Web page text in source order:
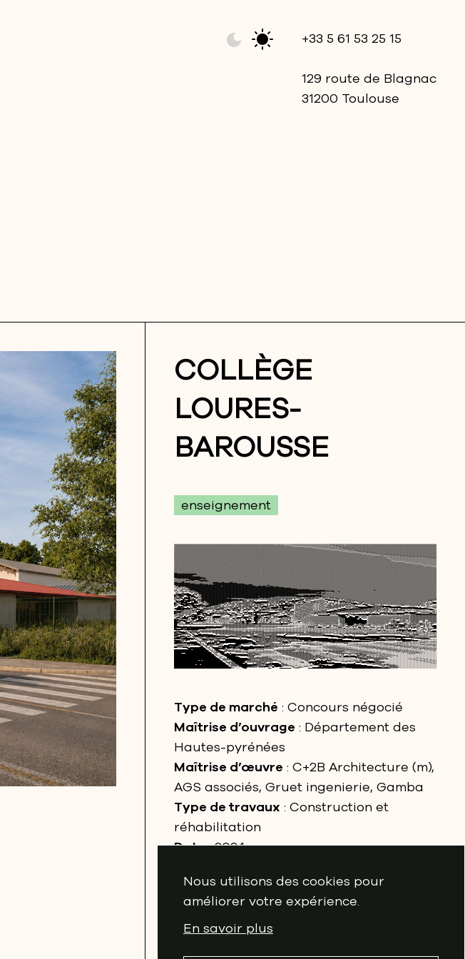
+33 5 61 53 25 15
129 route de Blagnac
31200 Toulouse
Nous utilisons des cookies pour
améliorer votre expérience.
En savoir plus
COLLÈGE
LOURES-
BAROUSSE
enseignement
<<<<<<<<<<<<<<<<<<<<<<<<<<<<<<<<<<<<<<<<<<<<<<<<<<<<<<<<<<<<<<<<<<<<<<</<</</////////////////////////////////<<<<<<<<<</<<<<<<<<<<<<<<<<<<<<<<<<<<<<<<<<<<<<<<<<<<<<<<<<<<<<<<<<<<<<<<<<<<<<<<<</////////////////////////////////////////:
<<<<<<<<<<<<<<<<<<<<<<<<<<<<<<<<<<<<<<<<<<<<<<<<<<<<<<<<<<<<<<<<<<<<<<<<<<<<<//////////////////////////////////</<<<//<//<<<<<<<<<<<<<<<<<<<<<<<<<<<<<<<<<<<<<<<<<<<<<<<<<<<<<<<<<<<<<<<<<<<<<<<<<<</////</////////////////////////////:::
<<<<<<<<<<<<<<<<<<<<<<<<<<<<<<<<<<<<<<<<<<<<<<<<<<<<<<<<<<<<<<<<<<<<<<<<<<<<<<<<<///////////////////////////////<<<<<<<<<<<<<<<<<<<<<<<<<<<<<<<<<<<<<<<<<<<<<<<<<<<<<<<<<<<<<<<<<<<<<<<<<<<<<<<<<<<<<<<</////////////////////////////////:
<<<<<<<<<<<<<<<<<<<<<<<<<<<<<<<<<<<<<<<<<<<<<<<<<<<<<<<<<<<<<<<<<<<<<<<<<<<<<<<<<<<////////////////////////////////<<<<<<<<<<<<<<<<<<<<<<<<<<<<<<<<<<<<<<<<<<<<<<<<<<<<<<<<<<<<<<<<<<<<<<<<<<<<<<<<<<<<<//////////////////////////////:/::
<<<<<<<<<<<<<<<<<<<<<<<<<<<<<<<<<<<<<<<<<<<<<<<<<<<<<<<<<<<<<<<<<<<<<<<<<<<<<<<<<<<<<<<<<<<//<//////////////////////<<<<<<<<<<<<<<<<<<<<<<<<<<<<<<<<<<<<<<<<<<<<<<<<<<<<<<<<<<<<<<<<<<<<<<<<<<<<<<<<<<</////////////////////////////////::
<<<<<<<<<<<<<<<<><<<>><<<<<<<<<<<<<<<<<<<<<<<<<<<<<<<<<<<<<<<<<<<<<<<<<<<<<<<<<<<<<<<<<<<<<<<<<<</////////////////////<<<<<<<<<<<<<<<<<<<<<<<<<<<<<<<<<<<<<<<<<<<<<<<<<<<<<<<<<<<<<<<<<<<<<<<<<<<<<<<<</////////////////////////////////::
<<<<<<<<<<<<<<<<>>>>>>>>>>>>>><<<<<<<<<<<<<<<<<<<<<<<<<<<<<<<<<<<<<<<<<<<<<<<<<<<<<<<<<<<<<<<<<<<<<<<//////////////////</<<<<<<<<<<<<<<<<<<<<<<<<<<<<<<<<<<<<<<<<<<<<<<<<<<<<<<<<<<<<<<<<<<<<<<<<<<<<<<////////////////////////////////:::
<<<<<<<<<<<<<<<<<<>><>>>>>>>>>>><<<<<<<<<<<<<<<<<<<<<<<<<<<<<<<<<<<<<<<<<<<<<<<<<<<<<<<<<<<<<<<<<<<<<<<<</////////////////<</<<<<<<<<<<<<<<<<<<<<<<<<<<<<<<<<<<<<<<<<<<<<<<<<<<<<<<<<<<<<<<<<<<<<<<<<<<///////////////////////////////::,,
<<<<<<<<<<<<<<<<<<<<<<<<<<><<><<><<<<<<<<<<<<<<<<<<<<<<<<<<<<<<<<<<<<<<<<<<<<<<<<<<<<<<<<<<<<<<<<<<<<<<<<<<<<<////////////////<<<<<<<<<<<<<<<<<<<<<<<<<<<<<<<<<<<<<<<<<<<<<<<<<<<<<<<<<<<<<<<<<<<<<<<<<<<<//////////////////////////::/::,
<<<<<<<<<<<<<<<<<<<<<<<<<<<<<<<<<<<<<<<<<<<<<<<<<<<<<<<<<<<<<<<<<<<<<<<<<<<<<<<<<<<<<<<<<<<<<<<<<<<<<<<<<<<<<<<<<<<////////////<<<<<<<<<<<<<<<<<<<<<<<<<<<<<<<<<<<<<<<<<<<<<<<<<<<<<<<<<<<<<<<<<<<<<<<<<<<<<</////////////////////////::::
<<<<<<<<<<<<<<<<<<<<<<<<<<<<<<<<<<<<<<<<<<<<<<<<<<<<<<<<<<<><<<<<<<<<<<<<<<<<<<<<<<<<<<<<<<<<<<<<<<<<<<<<<<<<<<<<<<<<<///////////<<<<<<<<<<<<<<<<<<<<<<<<<<<<<<<<<<<<<<<<<<<<<<<<<<<<<<<<<<<<<<<<<<<<<<<<<<<<<<<////////////////////////,:
<<<<<<<<<<<<<<<<<<<<<<<<<<<<<<<<<<<<<<<<<<<<<<<<<<<<<<<<<<>>>>><<><><>><<<<<<<<<<<<<<<<<<<<<<<<<<<<<<<<<<<<<<<<<<<<<<<<<<<////////////<<<<<<<<<<<<<<<<<<<<<<<<<<<<<<<<<<<<<<<<<<<<<<<<<<<<<<<<<<<<<<<<<<<<<<<<<<///////////////://///,:,,,
<<<<<<<<<<<<<<<<<<<<<<<<<<<<<<<<<<<<<<<<<<<<<<<<<<<<<<<<<<>>>>>>>>>>>>>>><<<<<<<<<<>><>>>>>>><<>>><<<<<<<<<<<<<<<<<<<<<<<<<<<<<<//////////<<<<<<<<<<<<<<<<<<<<<<<<<<<<<<<<<<<<<<<<<<<<<<<<<<<<<<<<<<<<<<<<<<<<<</////////////:::////::::,,
><<<<<<<<<<<<<<<<<<<<<<<<<<<<<<<<<<<<<<<<<<<<<<<<<<<<<<<<<<<<>>>>>>>>>>>>>>>>>>>>>>>>>>>>>>>>>>>>>>>>><<<<<<<<<<<<<<<<<<<<<<<<<<<<<//////////<<<<<<<<<<<<<<<<<<<<<<<<<<<<<<<<<<<<<<<<<<<<<<<<<<<<<<<<<<<<<<<<<<<<///////////:::///:::,,:,:
>>>>><<<<<<<<<<<<<<<<<<<<<<<<<<<<<<<<<<<<<<<<<<<<<<<<<<<<<<<<<<>>>>>>>>>>>>>>>>>>>>>>>>>>>>>>>>>>>>>>>>>>><<<<<<<<<<<<<<<<<<<<<<<<<<<<//////////<<<<<<<<<<<<<<<<<<<<<<<<<<<<<<<<<<<<<<<<<<<<<<<<<<<<<<<<<<<<<<<<<///////////::,,,:,:,,*,,:
>>>>>>>>>>>>>><<<<<<<<<<<<<<<<<<<<<<<<<<<<<<<<<<<<<<<<<<<<<<<<<<<<>>>>>>>>>>>>>>>>>>>>>>>>>>>>>>>>>>>>>>>>>><><<<<<<<<<<<<<<<<<<<<<<<<<<<<//////</<////<<<<<<<<<<<<<<<<<<<<<<<<<<<<<<<<<<<<<<<<<<<<<<<<<<<<<<<<<<//////////:,,****:,***,:,
>>>>>>>>>>>>>>><<<<<<<<<<<<<<<<<<<<<<<<<<<<<<<<<<<<<<<<<<<<<<<<<<<>>>>>>>>>>>>>>>>>>>>>>>>>>>>>>>>>>>>>>>>>>>>>><<<<<<<<<<<<<<<<<<<<<<<<<<<<<<<<<<////////////<<<<<<<<<<<<<<<<<<<<<<<<<<<<<<<<<<<<<<<<<<<<<<<<<<</////////,,:,*********_**
>>>>>>>>>>>>>>>>>>><<<<<<<<<<<<<<<<<<<<<<<<<<<<<<<<<<<<<<<<<<<<><<>>>>>>>>>>>>>>>>>>>>>>>>>>>>>>>>>>>>>>>>>>>>>>>><<<<<<<<<<<<<<<<<<<<<<<<<<<<<<<<<<///////////////<<<<<<<<<<<<<<<<<<<<<<<<<<<<<<<<<<<<<<<<<<<<<<<///////:,******,****_**,
>>>>>>>>>>>>>>>>>>>>>>>>>>><<<<<<<<<<<<<<<<<<<<<<<<<<<<<<<>>>>>>>>>>>>>>>>>>>>>>>>>>>>>>>>>>>>>>>>>>>>>>>>>>>>>>>><<<<<<<<<<<<<<<<<<<<<<<<<<<<<<<<<<<//////////////////////////<<<<<<<<<<<<<<<<<<<<<<<<<<<<<<<<<<<<</////,:**********_****
>>>>>>>>>>>>>>>>>>>>>>>>>>>>>>><<<<<<<<<<<<<<<<<<<<<<<>>>>>>>>>>>>>>>>>>>>>>>>>>>>>>>>>>>>>>>>>>>>>>>>>>>>>>>>>>><<<<<<<<<<<<<<<<<<<<<<<<<<<<<<<<<<<<//////////////////////////////<<<<<<<<<<<<<<<<<<<<<<<<<<<<<<<<<<<////,,,*************
>>>>>>>>>>>>>>>>>>>>>>>>>>>>>><<>>>>><>><><<><>>>>>>>>>>>>>>>>>>>>>>>>>>>>>>>>>>>>>>>>>>>>>>>>>>>>>>>>>>>>>>>>>>>><<<<<<<<<<<<<<<<<<<<<<<<<<<<<<<<<<<<//////////////////////////////////<//<<<<<<<<<<<<<<<<<<<<<<<<<<<<<<</::,*__,:,*_****
>>>>>>>>>>>>>>>>>>>>>>>>>>>>>>>>>>>>>>>>>>>>>>>>>>>>>>>><>>>>>>>>>>>>>>>>>>>>>>>>>>>>>>>>>>>>>>>>>>>>>>>>>>>>>>>>>>>>><<<<<<<<<<<<<<<<<<<<<<<<<<<<<<<<<//////////////////////////////////////<<<<<<<<<<<<<<<<<<<<<<<<<<<<<<//:**_*::*,,***
>>>>>>>>>>>>>>>>>>>>>>>>>>>>>>>>>>>>>>>>>>>>>>>>>>>>>>>>>>><<>>>>>>>>>>>>>>>>>>>>>>>>>>>>>>>>>>>>>>>>>>>>>>>>>>>>>>>>>>>>>>>><<<<<<<<<<<<<<<<<<<<<<<<<<<////////////////////////////////////<<<<<<<<<<<<<<<<<<<<<<<<<<<<</:/:,*,*,:,,,,,*_
<<>>>>>>><<>><><>>>>>>>>>>>>>>>>>>>>>>>>>>>>>>>>>>>>>>>>>>><>>>>>>>>>>>>>>>>><>>>>>>>>>>>>>>>>>>>>>>>>>>>>>>>>>>>>>>>>>>>>>>>>>>>><<<<<<<<<<<<<<<<<<<<<</////////////////////////////////////////<<<<<<<<<<<<<<<<<<<<<//::::,,***,:,,,,***
<<><<<<><<<<<<<<<<<>>>>>>>>>>>>>>>>>>>>>>>>>>>>>>>>>>>>>>>>>><<>>>>>>>>>>>>>>>>>>>>>>>>>>>>>>>>>>>>>>>>>>>>>>>>>>>>>>>>>>>>>>>>>>>>>>><<<<<<<<<<<<<<<<<<<<///////////////////////////////////////<<<<<<<<<<<<<<<<<<<</:,,,,,,,,**,,,,*,***
<<<<<<<<<<<<<<<<<<<<<<<<<<>>>>>>>>>>>>>>>>>>>>>>>>>>>>>>>><><<<>>>>>>>>>>>>>>>>>>>>>>>>>>>>>>>>>>>>>>>>>>>>>>>>>>>>>>>>>>>>>>>>>>>>>><><<<<<<<<<<<<<<<<<<<<<<<<<<////////////////////////////////////<<<<<<<<<<<<<<<</,,,,:,*,,,******,***
<<<<<<<<<<<<<<<<<<<<<<<<<<<<<<<<<>>>>>>>>>>>>>>>>>>>>>>>>>>>>>>>>>>>>>>>>>>>>>>>>>>>>>>>>>>>>>>>>>>>>>>>>>>>>>>>>>>>>>>>>>>>>>>>><<>>><<<<<<<<<<<<<<<<<<<<<<<<<<<<////////////////////////////////////////////<<<<<<</,,,:,,,,,,***_**_,**
<<<<<<<<<<<<<<<<<<<<<<<<<<<<<<<<<>>>>>>><>>>>>>>>>>>>>>>>>>>>>>>>>>>>>>>>>>>>>>>>>>>>>>>>>>>>>>>>>>>>>>>>>>>>>>>>>>>>>>>>>>>>>>>>>>>>><<<<<<<<<<<<<<<<<<<<<<<<<<<<<<<<<//////////////////////////////////////////<<<<//,/:*:::,*****__****
<<<<<<<<<<<<<<<<<<<<<<<<<<<<<<<<<<<>>>><<>>>>>>>>>>>>>>>>>>>>>>>>>>>><<>>>>>>>>>>>>>>>>>>>>>>>>>>>>>>>>>>>>>>>>>>>>>>>>>>>>>>>>>>>>>>><<<<<<<<<<<<<<<<<<<<<<<<<<<<<<<<<<</<<////////////////////////////////////<<<<<///<:/:::,,*__*___*__
<<<<<<<<<<<<<<<<<<<<<<<<<<<<<<<<<<<<<>>><<>><<<<<<<<<<<<<<<<<<<<<<<<<<<<<<<<>>>>>>>>>>>>>>>>>>>>>>>>>>>>>>>>>>>>>>>>>>>>>>>>>>>>>>>>>>>>><<<<<<<<<<<<<<<<<<<<<<<<<<<<<<<<<<<<</////////////////////////////////<<<<<<<<<<//:,,,,*____*___*
<<<<<<<<<<<<<<<<<<<<<<<<<<<<<<<<<<<<<<>>>>>><<<<<<<<<<<<<<<<<<<<<<<<<<<<<<<<<<<<<<>>>>>>>>>>>>>>>>>>>>>>>>>>>>>>>>>>>>>>>>>>>>>>>>>>>>>>>><<<<<<<<<<<<<<<<<<<<<<<<<<<<<<<<<<<<<//</////////////////////////</<<<<<<<<<<<////:,*,,*_*-_-___
<<<<<<<<<<<<<<<<<<<<<<<<<<<<<<<<<<<<<<<<>>><<<<<<<<<<<<<<<<<<<<<<<<<<<<<<<<<<<<<<<<<<<<>>>>>>>>>>>>>>>>>>>>>>>>>>>>>>>>>>>>>>>>>>>>>>>>>>>><<<<<<<<<<<<<<<<<<<<<<<<<<<<<<<<<<<<<<<<<//////////////////////<<<<<<<<<<<<<///,,,,*,,**___-___
>>>>>>>><<<<<<<<<<<<<<<<<<<<<<<<<<<<<<<<<<<<<<<<<<<<<<<<<<<<<<<<<<<<<<<<<<<<<<<<<<<<<<<<<<<<>>>>>>>>>>>>>>>>>>>>>>>>>>>>>>>>>>>>>>>>>>>>>>>>><<<<<<<<<<<<<<<<<<<<<<<<<<<<<<<<<<<<<<<<<<<//////////////////<<<<<<<<<<<<</:/,,*,****_:*_*-__
>>>>>>>>><<<<<<<<<<<<<<<<<<<<<<<<<<<<<<<<<<<<<<<<<<<<<<<<<<<<<<<<<<<<<<<<<<<<<<<<<<<<<<<<<<<<<<<<>>>>>>>>>>>>>>>>>>>>>>>>>>>>>>>>>>>>>>>>>>>>><<<<<<<<<<<<<<<<<<<<<<<<<<<<<<<<<<<<<<<<<<<<<<<////////////////<<<<<<<<<//,,,*,*****,,*_****
>>>>>>>>>>>><<>><>><<<><<<<<<<<<<<<<<<<<<<<<<<<<<<<<<<<<<<<<<<<<<<<<<<<<<<<<<<<<<<<<<<<<<<<<<<<<<<<<<<<>>>>>>>>>>>>>>>>>>>>>>>>>>>>>>>>>>>>>>>>>><<<<<<<<<<<<<<<<<<<<<<<<<<<<<<<<<<<<<<<<<<<<<<<<<<<<</<<<<<<<<<<<<<<//:,,*,,********__**_
>>>>>>>>>>>>>>>>>>>>>>>><<<<<<<<<<><<<<><<<<<<<<<<<<<<<<<<<<<<<<<<<<<<<<<<<<<<<<<<<<<<<<<<<<<<<<<<<<<<<<<<<<<<>>>>>>>>>>>>>>>>>>>>>>>>>>>>>>>>>>>>><<<<<<<<<<<<<<<<<<<<<<<<<<<<<<<<<<<<<<<<<<<<<<<<<<<<<<<<<<<<<<<<<<//:,*,,,*_____***_***
>>>>>>>>>>>>>>>>>>>>>>>>><<<<<<<<<<<<<<<<<<<<<<<<<<<<<<<<<<<<<<<<<<<<<<<<<<<<<<<<<<<<<<<<<<<<<<<<<<<<<<<<<<<<<<<<<<>>>>>>>>>>>>>>>>>>>>>>><>>>>>>>>>>><><<<<<<<<<<<<<<<<<<<<<<<<<<<<<<<<<<<<<<<<<<<<<<<<<<<<<<<<<<<<<<//,,,**__*_*___,**,,
Type de marché : Concours négocié
Maîtrise d’ouvrage : Département des
Hautes-pyrénées
Maîtrise d’œuvre : C+2B Architecture (m),
AGS associés, Gruet ingenierie, Gamba
Type de travaux : Construction et
réhabilitation
Date: 2024
Surface: 924 m²
Budget: 2 000 000 €HT
Statut: Chantier en cours